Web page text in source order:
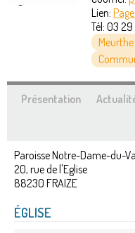
Lien:
Tél: 03 29
Meurthe
Présentation
Paroisse Notre-Dame-du-
20, rue de l'Eglise
88230 FRAIZE
ÉGLISE